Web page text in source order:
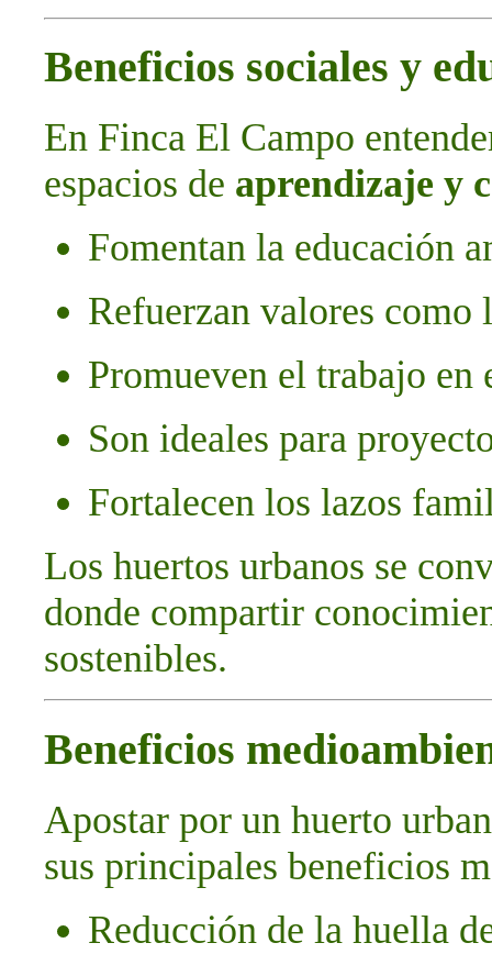
Beneficios sociales y
En Finca El Campo
espacios de aprendizaje y
Fomentan la educación
Refuerzan valores como
Promueven el trabajo
Son ideales para
Fortalecen los lazos
Los huertos urbanos se
donde compartir
sostenibles.
Beneficios
Apostar por un huerto
sus principales beneficios
Reducción de la huella